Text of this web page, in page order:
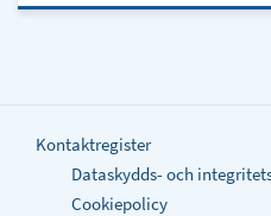
Kontaktregister
Dataskydds- och
Cookiepolicy